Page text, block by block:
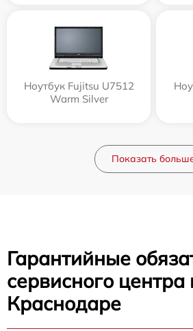
Ноутбук Fujitsu U7512
Warm Silver
Показать
Гарантийные
сервисного центра
Краснодаре